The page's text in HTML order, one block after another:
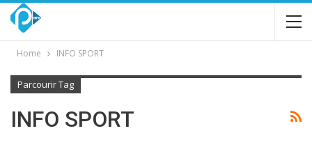
Home INFO SPORT
Parcourir Tag
INFO SPORT